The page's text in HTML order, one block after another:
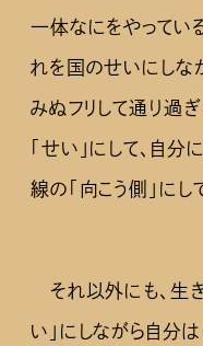
一体なにをやってい
れを国のせいにしな
みぬフリして通り過
「せい」にして、自
線の「向こう側」にし
それ以外にも、生
い」にしながら自分